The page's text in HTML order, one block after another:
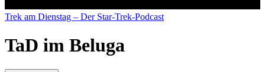
Trek am Dienstag – Der Star-Trek-Podcast
TaD im Beluga